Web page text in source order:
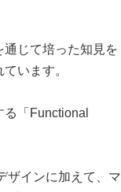
通じて培った知見を
います。
「Functional
ザインに加えて、マ